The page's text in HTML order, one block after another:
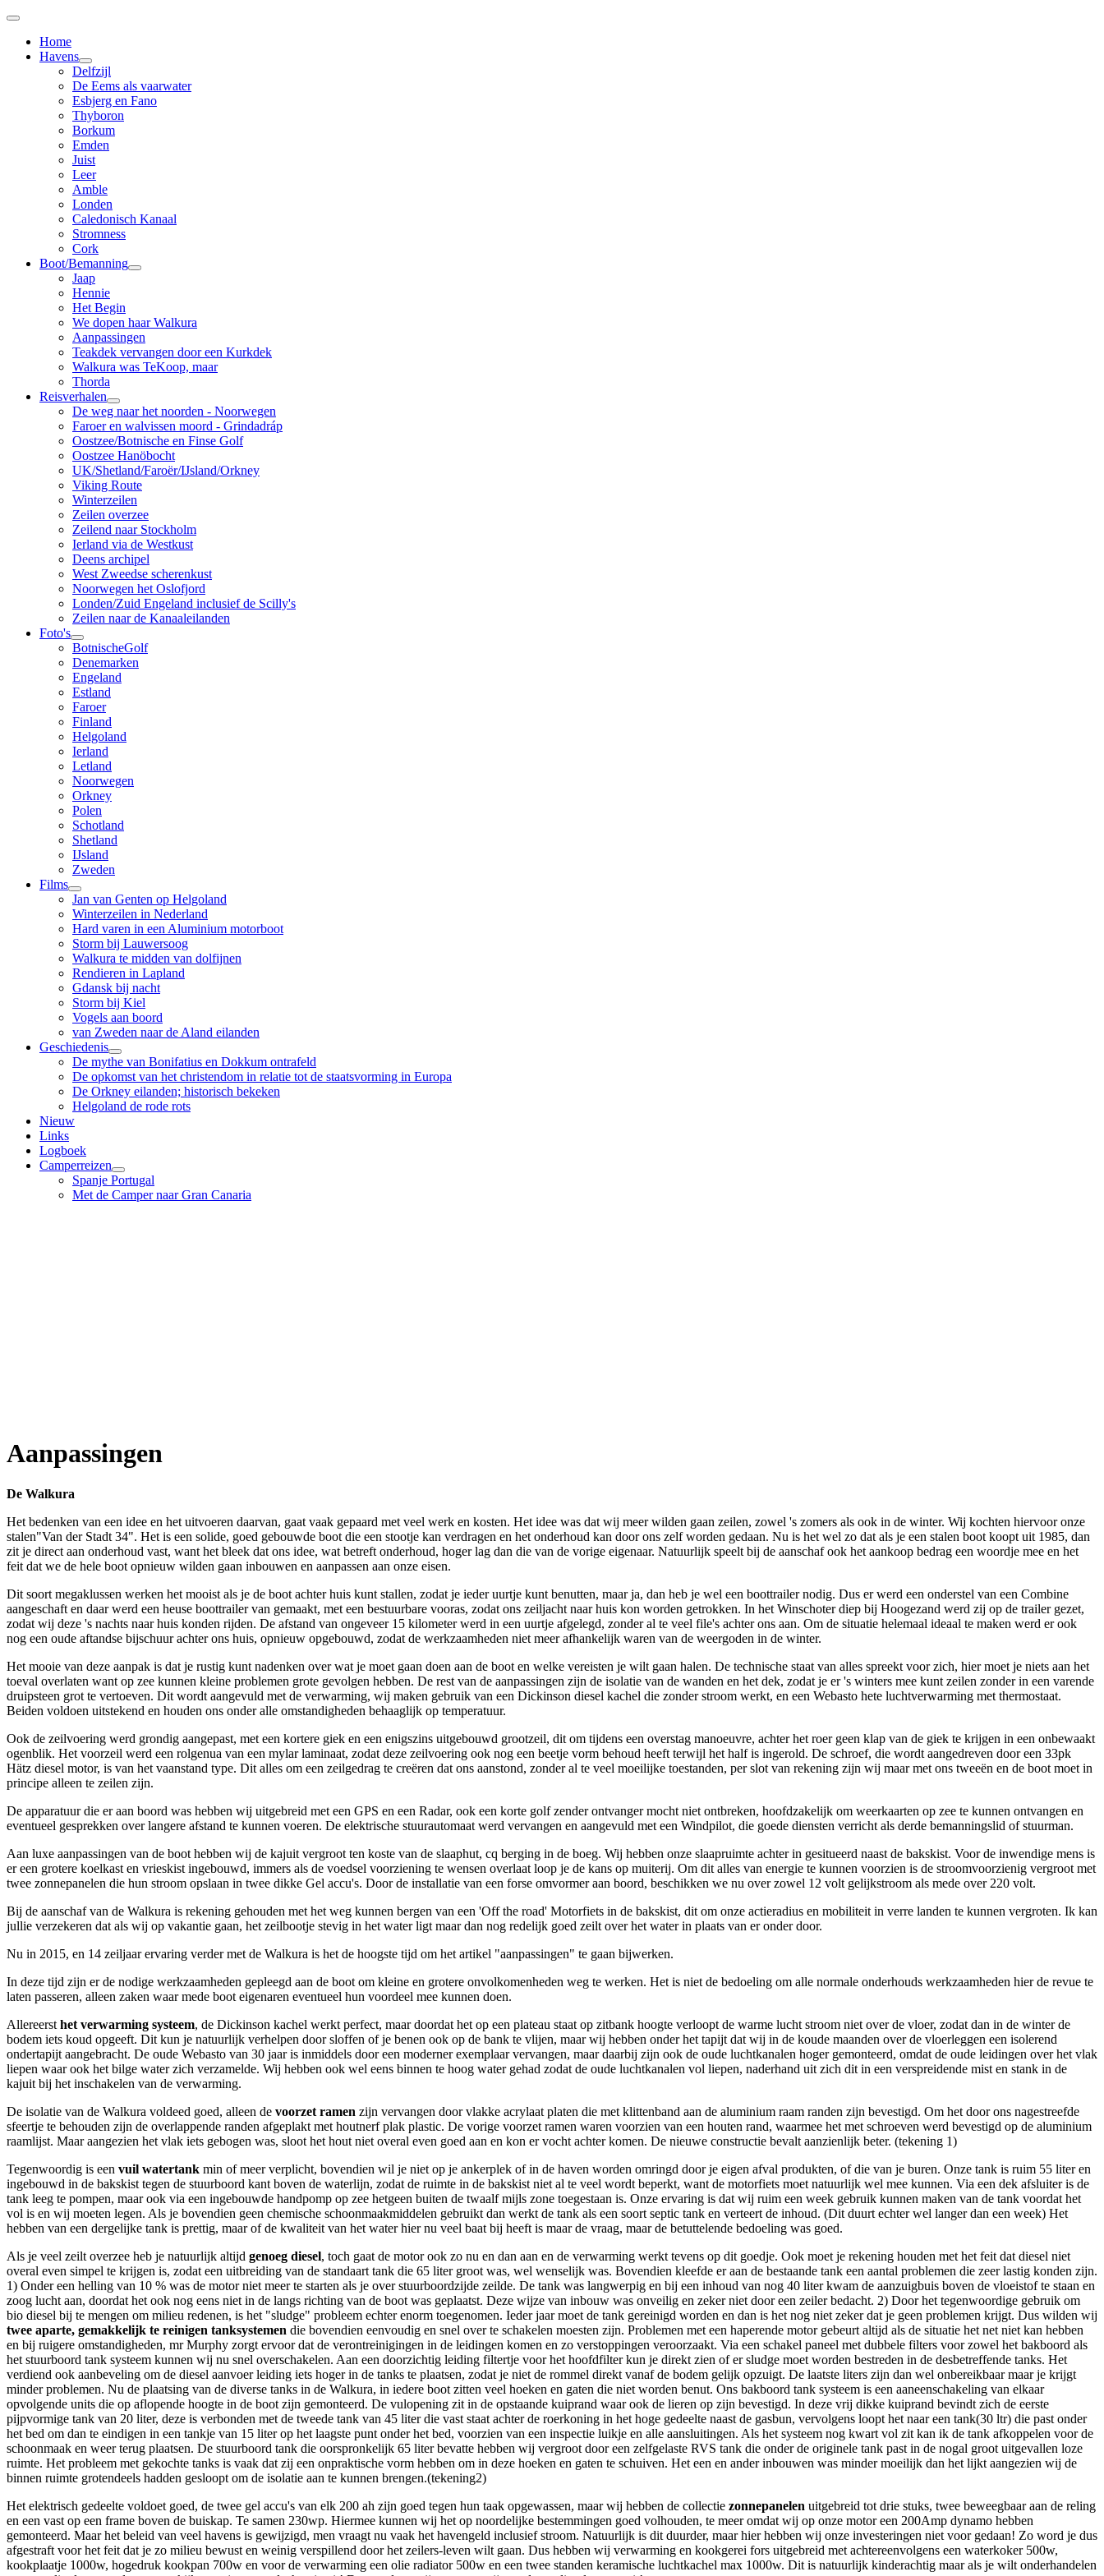
Home
Havens
Delfzijl
De Eems als vaarwater
Esbjerg en Fano
Thyboron
Borkum
Emden
Juist
Leer
Amble
Londen
Caledonisch Kanaal
Stromness
Cork
Boot/Bemanning
Jaap
Hennie
Het Begin
We dopen haar Walkura
Aanpassingen
Teakdek vervangen door een Kurkdek
Walkura was TeKoop, maar
Thorda
Reisverhalen
De weg naar het noorden - Noorwegen
Faroer en walvissen moord - Grindadráp
Oostzee/Botnische en Finse Golf
Oostzee Hanöbocht
UK/Shetland/Faroër/IJsland/Orkney
Viking Route
Winterzeilen
Zeilen overzee
Zeilend naar Stockholm
Ierland via de Westkust
Deens archipel
West Zweedse scherenkust
Noorwegen het Oslofjord
Londen/Zuid Engeland inclusief de Scilly's
Zeilen naar de Kanaaleilanden
Foto's
BotnischeGolf
Denemarken
Engeland
Estland
Faroer
Finland
Helgoland
Ierland
Letland
Noorwegen
Orkney
Polen
Schotland
Shetland
IJsland
Zweden
Films
Jan van Genten op Helgoland
Winterzeilen in Nederland
Hard varen in een Aluminium motorboot
Storm bij Lauwersoog
Walkura te midden van dolfijnen
Rendieren in Lapland
Gdansk bij nacht
Storm bij Kiel
Vogels aan boord
van Zweden naar de Aland eilanden
Geschiedenis
De mythe van Bonifatius en Dokkum ontrafeld
De opkomst van het christendom in relatie tot de staatsvorming in Europa
De Orkney eilanden; historisch bekeken
Helgoland de rode rots
Nieuw
Links
Logboek
Camperreizen
Spanje Portugal
Met de Camper naar Gran Canaria
Aanpassingen
De Walkura
Het bedenken van een idee en het uitvoeren daarvan, gaat vaak gepaard met veel werk en kosten. Het idee was dat wij meer wilden gaan zeilen, zowel 's zomers als ook in de winter. Wij kochten hiervoor onze
stalen"Van der Stadt 34". Het is een solide, goed gebouwde boot die een stootje kan verdragen en het onderhoud kan door ons zelf worden gedaan. Nu is het wel zo dat als je een stalen boot koopt uit 1985, dan
zit je direct aan onderhoud vast, want het bleek dat ons idee, wat betreft onderhoud, hoger lag dan die van de vorige eigenaar. Natuurlijk speelt bij de aanschaf ook het aankoop bedrag een woordje mee en het
feit dat we de hele boot opnieuw wilden gaan inbouwen en aanpassen aan onze eisen.
Dit soort megaklussen werken het mooist als je de boot achter huis kunt stallen, zodat je ieder uurtje kunt benutten, maar ja, dan heb je wel een boottrailer nodig. Dus er werd een onderstel van een Combine
aangeschaft en daar werd een heuse boottrailer van gemaakt, met een bestuurbare vooras, zodat ons zeiljacht naar huis kon worden getrokken. In het Winschoter diep bij Hoogezand werd zij op de trailer gezet,
zodat wij deze 's nachts naar huis konden rijden. De afstand van ongeveer 15 kilometer werd in een uurtje afgelegd, zonder al te veel file's achter ons aan. Om de situatie helemaal ideaal te maken werd er ook
nog een oude aftandse bijschuur achter ons huis, opnieuw opgebouwd, zodat de werkzaamheden niet meer afhankelijk waren van de weergoden in de winter.
Het mooie van deze aanpak is dat je rustig kunt nadenken over wat je moet gaan doen aan de boot en welke vereisten je wilt gaan halen. De technische staat van alles spreekt voor zich, hier moet je niets aan het
toeval overlaten want op zee kunnen kleine problemen grote gevolgen hebben. De rest van de aanpassingen zijn de isolatie van de wanden en het dek, zodat je er 's winters mee kunt zeilen zonder in een varende
druipsteen grot te vertoeven. Dit wordt aangevuld met de verwarming, wij maken gebruik van een Dickinson diesel kachel die zonder stroom werkt, en een Webasto hete luchtverwarming met thermostaat.
Beiden voldoen uitstekend en houden ons onder alle omstandigheden behaaglijk op temperatuur.
Ook de zeilvoering werd grondig aangepast, met een kortere giek en een enigszins uitgebouwd grootzeil, dit om tijdens een overstag manoeuvre, achter het roer geen klap van de giek te krijgen in een onbewaakt
ogenblik. Het voorzeil werd een rolgenua van een mylar laminaat, zodat deze zeilvoering ook nog een beetje vorm behoud heeft terwijl het half is ingerold. De schroef, die wordt aangedreven door een 33pk
Hätz diesel motor, is van het vaanstand type. Dit alles om een zeilgedrag te creëren dat ons aanstond, zonder al te veel moeilijke toestanden, per slot van rekening zijn wij maar met ons tweeën en de boot moet in
principe alleen te zeilen zijn.
De apparatuur die er aan boord was hebben wij uitgebreid met een GPS en een Radar, ook een korte golf zender ontvanger mocht niet ontbreken, hoofdzakelijk om weerkaarten op zee te kunnen ontvangen en
eventueel gesprekken over langere afstand te kunnen voeren. De elektrische stuurautomaat werd vervangen en aangevuld met een Windpilot, die goede diensten verricht als derde bemanningslid of stuurman.
Aan luxe aanpassingen van de boot hebben wij de kajuit vergroot ten koste van de slaaphut, cq berging in de boeg. Wij hebben onze slaapruimte achter in gesitueerd naast de bakskist. Voor de inwendige mens is
er een grotere koelkast en vrieskist ingebouwd, immers als de voedsel voorziening te wensen overlaat loop je de kans op muiterij. Om dit alles van energie te kunnen voorzien is de stroomvoorzienig vergroot met
twee zonnepanelen die hun stroom opslaan in twee dikke Gel accu's. Door de installatie van een forse omvormer aan boord, beschikken we nu over zowel 12 volt gelijkstroom als mede over 220 volt.
Bij de aanschaf van de Walkura is rekening gehouden met het weg kunnen bergen van een 'Off the road' Motorfiets in de bakskist, dit om onze actieradius en mobiliteit in verre landen te kunnen vergroten. Ik kan
jullie verzekeren dat als wij op vakantie gaan, het zeilbootje stevig in het water ligt maar dan nog redelijk goed zeilt over het water in plaats van er onder door.
Nu in 2015, en 14 zeiljaar ervaring verder met de Walkura is het de hoogste tijd om het artikel "aanpassingen" te gaan bijwerken.
In deze tijd zijn er de nodige werkzaamheden gepleegd aan de boot om kleine en grotere onvolkomenheden weg te werken. Het is niet de bedoeling om alle normale onderhouds werkzaamheden hier de revue te
laten passeren, alleen zaken waar mede boot eigenaren eventueel hun voordeel mee kunnen doen.
Allereerst het verwarming systeem, de Dickinson kachel werkt perfect, maar doordat het op een plateau staat op zitbank hoogte verloopt de warme lucht stroom niet over de vloer, zodat dan in de winter de
bodem iets koud opgeeft. Dit kun je natuurlijk verhelpen door sloffen of je benen ook op de bank te vlijen, maar wij hebben onder het tapijt dat wij in de koude maanden over de vloerleggen een isolerend
ondertapijt aangebracht. De oude Webasto van 30 jaar is inmiddels door een moderner exemplaar vervangen, maar daarbij zijn ook de oude luchtkanalen hoger gemonteerd, omdat de oude leidingen over het vlak
liepen waar ook het bilge water zich verzamelde. Wij hebben ook wel eens binnen te hoog water gehad zodat de oude luchtkanalen vol liepen, naderhand uit zich dit in een verspreidende mist en stank in de
kajuit bij het inschakelen van de verwarming.
De isolatie van de Walkura voldeed goed, alleen de voorzet ramen zijn vervangen door vlakke acrylaat platen die met klittenband aan de aluminium raam randen zijn bevestigd. Om het door ons nagestreefde
sfeertje te behouden zijn de overlappende randen afgeplakt met houtnerf plak plastic. De vorige voorzet ramen waren voorzien van een houten rand, waarmee het met schroeven werd bevestigd op de aluminium
raamlijst. Maar aangezien het vlak iets gebogen was, sloot het hout niet overal even goed aan en kon er vocht achter komen. De nieuwe constructie bevalt aanzienlijk beter. (tekening 1)
Tegenwoordig is een vuil watertank min of meer verplicht, bovendien wil je niet op je ankerplek of in de haven worden omringd door je eigen afval produkten, of die van je buren. Onze tank is ruim 55 liter en
ingebouwd in de bakskist tegen de stuurboord kant boven de waterlijn, zodat de ruimte in de bakskist niet al te veel wordt beperkt, want de motorfiets moet natuurlijk wel mee kunnen. Via een dek afsluiter is de
tank leeg te pompen, maar ook via een ingebouwde handpomp op zee hetgeen buiten de twaalf mijls zone toegestaan is. Onze ervaring is dat wij ruim een week gebruik kunnen maken van de tank voordat het
vol is en wij moeten legen. Als je bovendien geen chemische schoonmaakmiddelen gebruikt dan werkt de tank als een soort septic tank en verteert de inhoud. (Dit duurt echter wel langer dan een week) Het
hebben van een dergelijke tank is prettig, maar of de kwaliteit van het water hier nu veel baat bij heeft is maar de vraag, maar de betuttelende bedoeling was goed.
Als je veel zeilt overzee heb je natuurlijk altijd genoeg diesel, toch gaat de motor ook zo nu en dan aan en de verwarming werkt tevens op dit goedje. Ook moet je rekening houden met het feit dat diesel niet
overal even simpel te krijgen is, zodat een uitbreiding van de standaart tank die 65 liter groot was, wel wenselijk was. Bovendien kleefde er aan de bestaande tank een aantal problemen die zeer lastig konden zijn.
1) Onder een helling van 10 % was de motor niet meer te starten als je over stuurboordzijde zeilde. De tank was langwerpig en bij een inhoud van nog 40 liter kwam de aanzuigbuis boven de vloeistof te staan en
zoog lucht aan, doordat het ook nog eens niet in de langs richting van de boot was geplaatst. Deze wijze van inbouw was onveilig en zeker niet door een zeiler bedacht. 2) Door het tegenwoordige gebruik om
bio diesel bij te mengen om milieu redenen, is het "sludge" probleem echter enorm toegenomen. Ieder jaar moet de tank gereinigd worden en dan is het nog niet zeker dat je geen problemen krijgt. Dus wilden wij
twee aparte, gemakkelijk te reinigen tanksystemen die bovendien eenvoudig en snel over te schakelen moesten zijn. Problemen met een haperende motor gebeurt altijd als de situatie het net niet kan hebben
en bij ruigere omstandigheden, mr Murphy zorgt ervoor dat de verontreinigingen in de leidingen komen en zo verstoppingen veroorzaakt. Via een schakel paneel met dubbele filters voor zowel het bakboord als
het stuurboord tank systeem kunnen wij nu snel overschakelen. Aan een doorzichtig leiding filtertje voor het hoofdfilter kun je direkt zien of er sludge moet worden bestreden in de desbetreffende tanks. Het
verdiend ook aanbeveling om de diesel aanvoer leiding iets hoger in de tanks te plaatsen, zodat je niet de rommel direkt vanaf de bodem gelijk opzuigt. De laatste liters zijn dan wel onbereikbaar maar je krijgt
minder problemen. Nu de plaatsing van de diverse tanks in de Walkura, in iedere boot zitten veel hoeken en gaten die niet worden benut. Ons bakboord tank systeem is een aaneenschakeling van elkaar
opvolgende units die op aflopende hoogte in de boot zijn gemonteerd. De vulopening zit in de opstaande kuiprand waar ook de lieren op zijn bevestigd. In deze vrij dikke kuiprand bevindt zich de eerste
pijpvormige tank van 20 liter, deze is verbonden met de tweede tank van 45 liter die vast staat achter de roerkoning in het hoge gedeelte naast de gasbun, vervolgens loopt het naar een tank(30 ltr) die past onder
het bed om dan te eindigen in een tankje van 15 liter op het laagste punt onder het bed, voorzien van een inspectie luikje en alle aansluitingen. Als het systeem nog kwart vol zit kan ik de tank afkoppelen voor de
schoonmaak en weer terug plaatsen. De stuurboord tank die oorspronkelijk 65 liter bevatte hebben wij vergroot door een zelfgelaste RVS tank die onder de originele tank past in de nogal groot uitgevallen loze
ruimte. Het probleem met gekochte tanks is vaak dat zij een onpraktische vorm hebben om in deze hoeken en gaten te schuiven. Het een en ander inbouwen was minder moeilijk dan het lijkt aangezien wij de
binnen ruimte grotendeels hadden gesloopt om de isolatie aan te kunnen brengen.(tekening2)
Het elektrisch gedeelte voldoet goed, de twee gel accu's van elk 200 ah zijn goed tegen hun taak opgewassen, maar wij hebben de collectie zonnepanelen uitgebreid tot drie stuks, twee beweegbaar aan de reling
en een vast op een frame boven de buiskap. Te samen 230wp. Hiermee kunnen wij het op noordelijke bestemmingen goed volhouden, te meer omdat wij op onze motor een 200Amp dynamo hebben
gemonteerd. Maar het beleid van veel havens is gewijzigd, men vraagt nu vaak het havengeld inclusief stroom. Natuurlijk is dit duurder, maar hier hebben wij onze investeringen niet voor gedaan! Zo word je dus
afgestraft voor het feit dat je zo milieu bewust en weinig verspillend door het zeilers-leven wilt gaan. Dus hebben wij verwarming en kookgerei fors uitgebreid met achtereenvolgens een waterkoker 500w,
kookplaatje 1000w, hogedruk kookpan 700w en voor de verwarming een olie radiator 500w en een twee standen keramische luchtkachel max 1000w. Dit is natuurlijk kinderachtig maar als je wilt onderhandelen